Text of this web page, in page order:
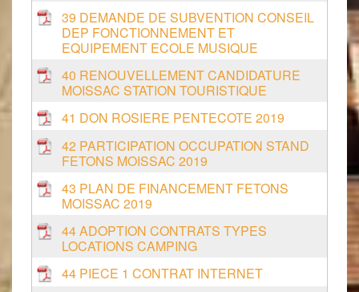
39 DEMANDE DE SUBVENTION CONSEIL
DEP FONCTIONNEMENT ET
EQUIPEMENT ECOLE MUSIQUE
40 RENOUVELLEMENT CANDIDATURE
MOISSAC STATION TOURISTIQUE
41 DON ROSIERE PENTECOTE 2019
42 PARTICIPATION OCCUPATION STAND
FETONS MOISSAC 2019
43 PLAN DE FINANCEMENT FETONS
MOISSAC 2019
44 ADOPTION CONTRATS TYPES
LOCATIONS CAMPING
44 PIECE 1 CONTRAT INTERNET